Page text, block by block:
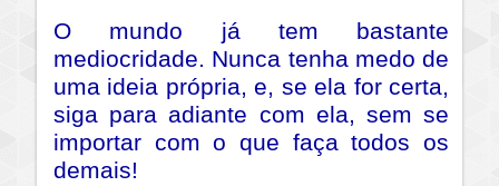
O mundo já tem bastante
mediocridade. Nunca tenha medo de
uma ideia própria, e, se ela for certa,
siga para adiante com ela, sem se
importar com o que faça todos os
demais!